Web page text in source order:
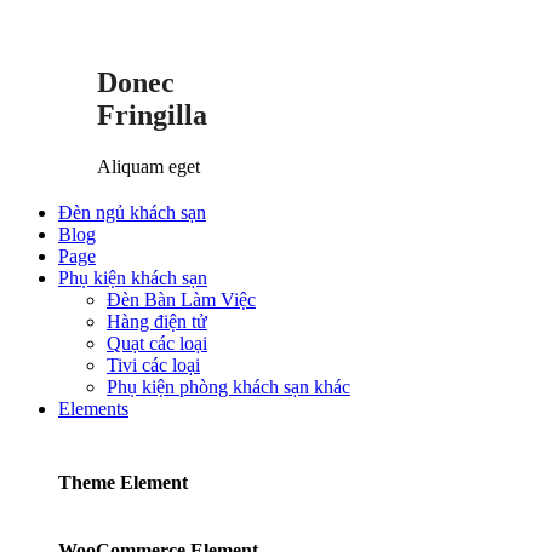
Donec
Fringilla
Aliquam eget
Đèn ngủ khách sạn
Blog
Page
Phụ kiện khách sạn
Đèn Bàn Làm Việc
Hàng điện tử
Quạt các loại
Tivi các loại
Phụ kiện phòng khách sạn khác
Elements
Theme Element